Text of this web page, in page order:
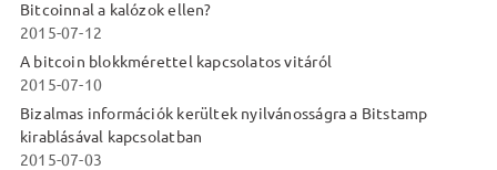
Bitcoinnal a kalózok ellen?
2015-07-12
A bitcoin blokkmérettel kapcsolatos vitáról
2015-07-10
Bizalmas információk kerültek nyilvánosságra a Bitstamp
kirablásával kapcsolatban
2015-07-03